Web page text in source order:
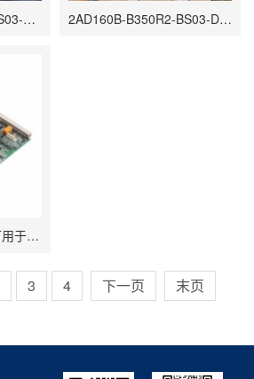
2AD160B-B35OR2-BS03-D2V1 伺服电机 能够以高效率和准确性执行复杂的任务 2AD160B-B350R2-BS03-D2N1 PLC模块 能够快速响应控制信号的变化
IS200ERDDH1ABB 可用于单工和冗余应用 涡轮机管理系统
3 4 下一页 末页